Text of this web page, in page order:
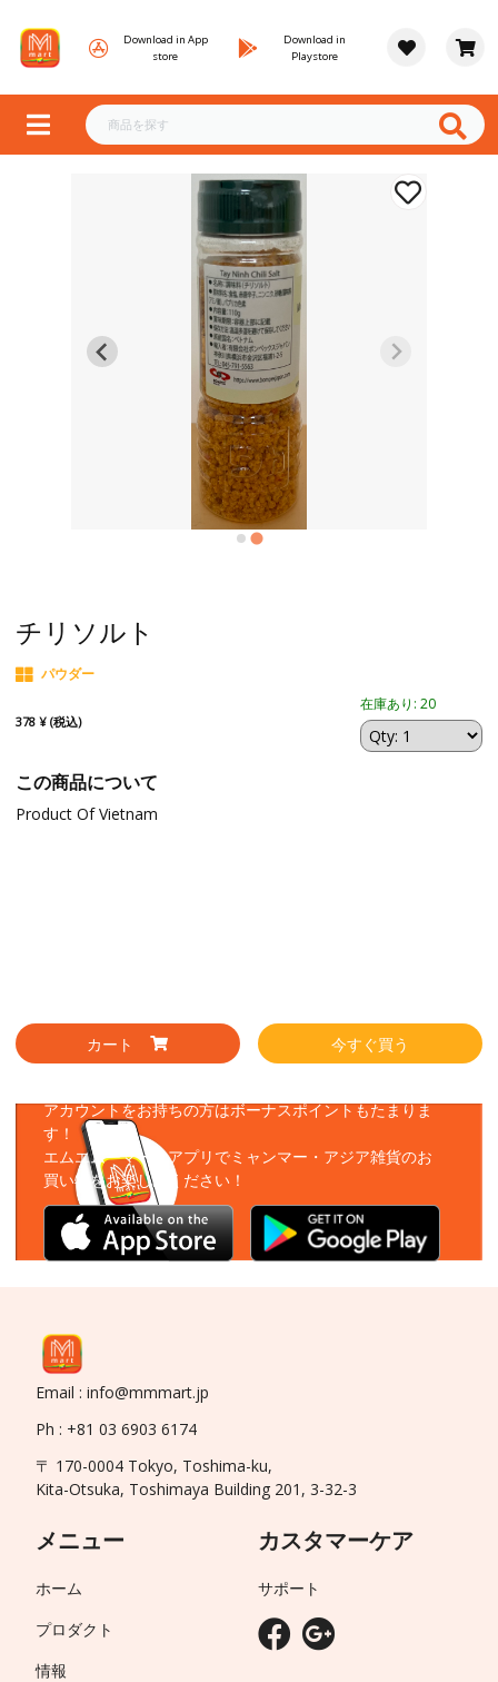
Download in App
store
Download in
Playstore
チリソルト
パウダー
378 ¥ (税込)
在庫あり: 20
この商品について
Product Of Vietnam
カート 今すぐ買う
アカウントをお持ちの方はボーナスポイントもたまりま
す！
エムエムーマートアプリでミャンマー・アジア雑貨のお
買い物をお楽しみください！
Email : info@mmmart.jp
Ph : +81 03 6903 6174
〒 170-0004 Tokyo, Toshima-ku,
Kita-Otsuka, Toshimaya Building 201, 3-32-3
メニュー
ホーム
プロダクト
情報
カスタマーケア
サポート